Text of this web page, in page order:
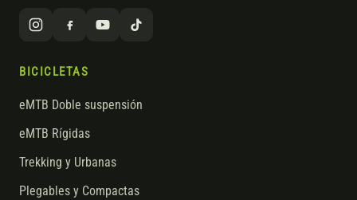
BICICLETAS
eMTB Doble suspensión
eMTB Rígidas
Trekking y Urbanas
Plegables y Compactas